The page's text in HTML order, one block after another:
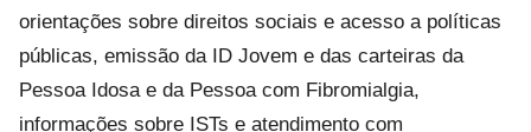
orientações sobre direitos sociais e acesso a políticas
públicas, emissão da ID Jovem e das carteiras da
Pessoa Idosa e da Pessoa com Fibromialgia,
informações sobre ISTs e atendimento com